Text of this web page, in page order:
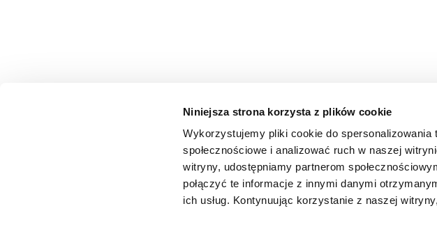
Niniejsza strona korzysta z plików cookie
Wykorzystujemy pliki cookie do
społecznościowe i analizować ruch w naszej
witryny, udostępniamy partnerom
połączyć te informacje z innymi danymi
ich usług. Kontynuując korzystanie z naszej